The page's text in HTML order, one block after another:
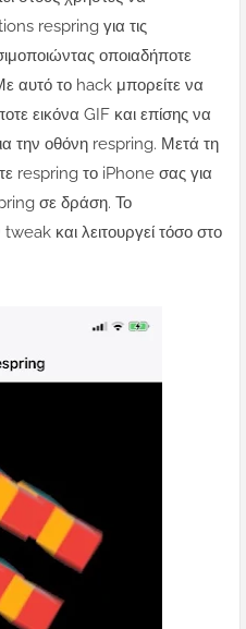
respring για τις
οποιαδήποτε
αυτό το hack μπορείτε να
εικόνα GIF και επίσης να
την οθόνη respring. Μετά τη
respring το iPhone σας για
σε δράση. Το
και λειτουργεί τόσο στο